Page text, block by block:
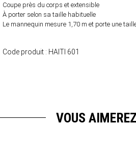
Coupe près du corps et extensible
À porter selon sa taille habituelle
Le mannequin mesure 1,70 m et porte une
Code produit : HAITI 601
VOUS